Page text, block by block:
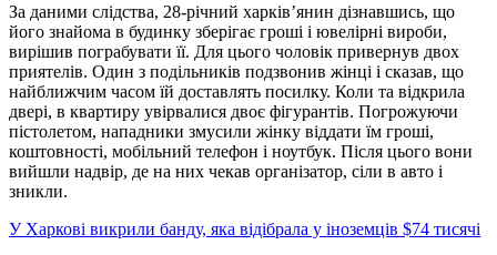
За даними слідства, 28-річний харків’янин дізнавшись, що
його знайома в будинку зберігає гроші і ювелірні вироби,
вирішив пограбувати її. Для цього чоловік привернув двох
приятелів. Один з подільників подзвонив жінці і сказав, що
найближчим часом їй доставлять посилку. Коли та відкрила
двері, в квартиру увірвалися двоє фігурантів. Погрожуючи
пістолетом, нападники змусили жінку віддати їм гроші,
коштовності, мобільний телефон і ноутбук. Після цього вони
вийшли надвір, де на них чекав організатор, сіли в авто і
зникли.
У Харкові викрили банду, яка відібрала у іноземців $74 тисячі